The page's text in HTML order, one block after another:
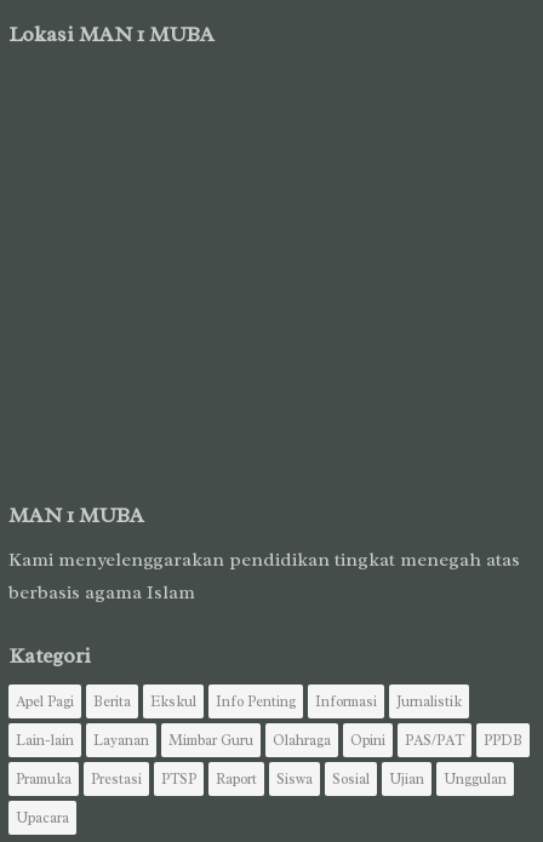
Lokasi MAN 1 MUBA
MAN 1 MUBA
Kami menyelenggarakan pendidikan tingkat menegah atas
berbasis agama Islam
Kategori
Apel Pagi Berita Ekskul Info Penting Informasi
Jurnalistik
Lain-lain
Layanan Mimbar Guru Olahraga Opini PAS/PAT
PPDB
Pramuka
Prestasi PTSP Raport Siswa Sosial Ujian
Unggulan
Upacara